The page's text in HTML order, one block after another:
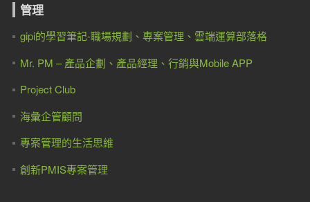
管理
gipi的學習筆記-職場規劃、專案管理、雲端運算部落格
Mr. PM – 產品企劃、產品經理、行銷與Mobile APP
Project Club
海彙企管顧問
專案管理的生活思維
創新PMIS專案管理